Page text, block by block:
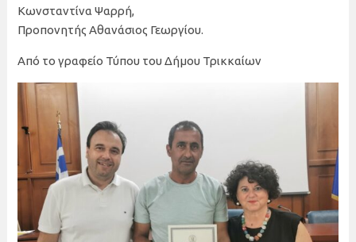
Κωνσταντίνα Ψαρρή,
Προπονητής Αθανάσιος Γεωργίου.
Από το γραφείο Τύπου του Δήμου Τρικκαίων